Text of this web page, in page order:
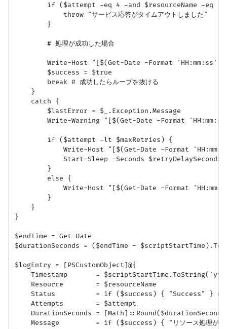
if ($attempt -eq 4 -and $resourceName -eq
            throw "サービス応答がタイムアウトしました"
        }
        # 処理が成功した場合
Write-Host "[$(Get-Date -Format 'HH:mm:ss')]
        $success = $true
        break # 成功したらループを抜ける
    }
    catch {
        $lastError = $_.Exception.Message
Write-Warning "[$(Get-Date -Format
        if ($attempt -lt $maxRetries) {
Write-Host "[$(Get-Date -Format
            Start-Sleep -Seconds $retryDelaySeconds
        }
        else {
Write-Host "[$(Get-Date -Format
        }
    }
}
$endTime = Get-Date
$durationSeconds = ($endTime -
$logEntry = [PSCustomObject]@{
Timestamp       =
    Resource        = $resourceName
Status          = if ($success) { "Success" }
    Attempts        = $attempt
DurationSeconds =
Message         = if ($success) { "リソース処理が完